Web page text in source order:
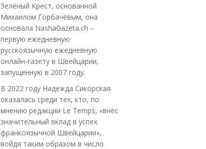
Зелёный Крест, основанной
Михаилом Горбачёвым, она
основала NashaGazeta.ch –
первую ежедневную
русскоязычную ежедневную
онлайн-газету в Швейцарии,
запущенную в 2007 году.
В 2022 году Надежда Сикорская
оказалась среди тех, кто, по
мнению редакции Le Temps, «внёс
значительный вклад в успех
франкоязычной Швейцарии»,
войдя таким образом в число